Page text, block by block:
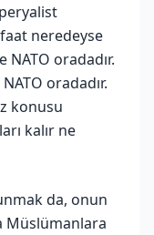
neredeyse
NATO oradadır.
oradadır.
konusu
kalır ne
da, onun
Müslümanlara